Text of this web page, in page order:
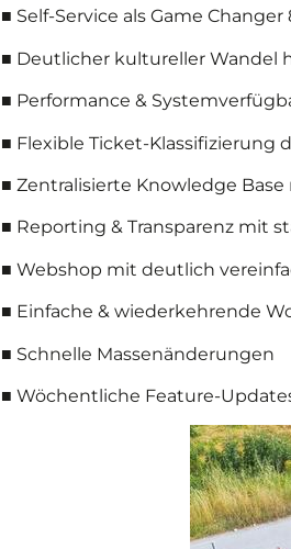
■ Self-Service als Game
■ Deutlicher kultureller Wandel
■ Performance &
■ Flexible Ticket-Klassifizierung
■ Zentralisierte Knowledge
■ Reporting & Transparenz mit
■ Webshop mit deutlich
■ Einfache & wiederkehrende
■ Schnelle Massenänderungen
■ Wöchentliche Feature-